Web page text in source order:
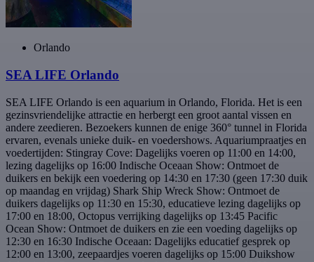
Orlando
SEA LIFE Orlando
SEA LIFE Orlando is een aquarium in Orlando, Florida. Het is een
gezinsvriendelijke attractie en herbergt een groot aantal vissen en
andere zeedieren. Bezoekers kunnen de enige 360° tunnel in Florida
ervaren, evenals unieke duik- en voedershows. Aquariumpraatjes en
voedertijden: Stingray Cove: Dagelijks voeren op 11:00 en 14:00,
lezing dagelijks op 16:00 Indische Oceaan Show: Ontmoet de
duikers en bekijk een voedering op 14:30 en 17:30 (geen 17:30 duik
op maandag en vrijdag) Shark Ship Wreck Show: Ontmoet de
duikers dagelijks op 11:30 en 15:30, educatieve lezing dagelijks op
17:00 en 18:00, Octopus verrijking dagelijks op 13:45 Pacific
Ocean Show: Ontmoet de duikers en zie een voeding dagelijks op
12:30 en 16:30 Indische Oceaan: Dagelijks educatief gesprek op
12:00 en 13:00, zeepaardjes voeren dagelijks op 15:00 Duikshow